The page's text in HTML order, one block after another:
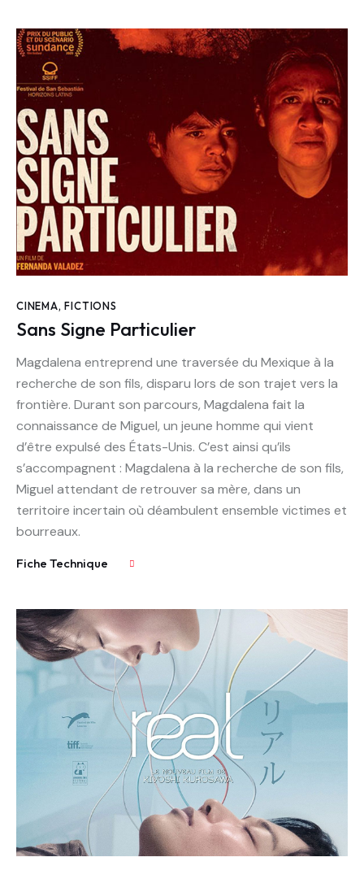
CINEMA,FICTIONS
Sans Signe Particulier
Magdalena entreprend une traversée du Mexique à la
recherche de son fils, disparu lors de son trajet vers la
frontière. Durant son parcours, Magdalena fait la
connaissance de Miguel, un jeune homme qui vient
d’être expulsé des États-Unis. C’est ainsi qu’ils
s’accompagnent : Magdalena à la recherche de son fils,
Miguel attendant de retrouver sa mère, dans un
territoire incertain où déambulent ensemble victimes et
bourreaux.
Fiche Technique